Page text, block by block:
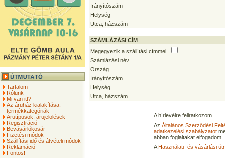
Tartalom
Rólunk
Mi van itt?
Az áruház kialakítása,
termékkategóriák
Árutípusok, árujelölések
Regisztráció
Bevásárlókosár
Fizetési módok
Szállítási idő és átvételi módok
Reklamáció
Fontos!
Irányítószám
Helység
Utca, házszám
SZÁMLÁZÁSI CÍM
Megegyezik a szállítási címmel
Számlázási név
Ország
Irányítószám
Helység
Utca, házszám
A hírlevélre feliratkozom
Az Általános Szerződési
adatkezelési szabályzatot
abban foglaltakat elfogadom.
AHasználati- és vásárlási